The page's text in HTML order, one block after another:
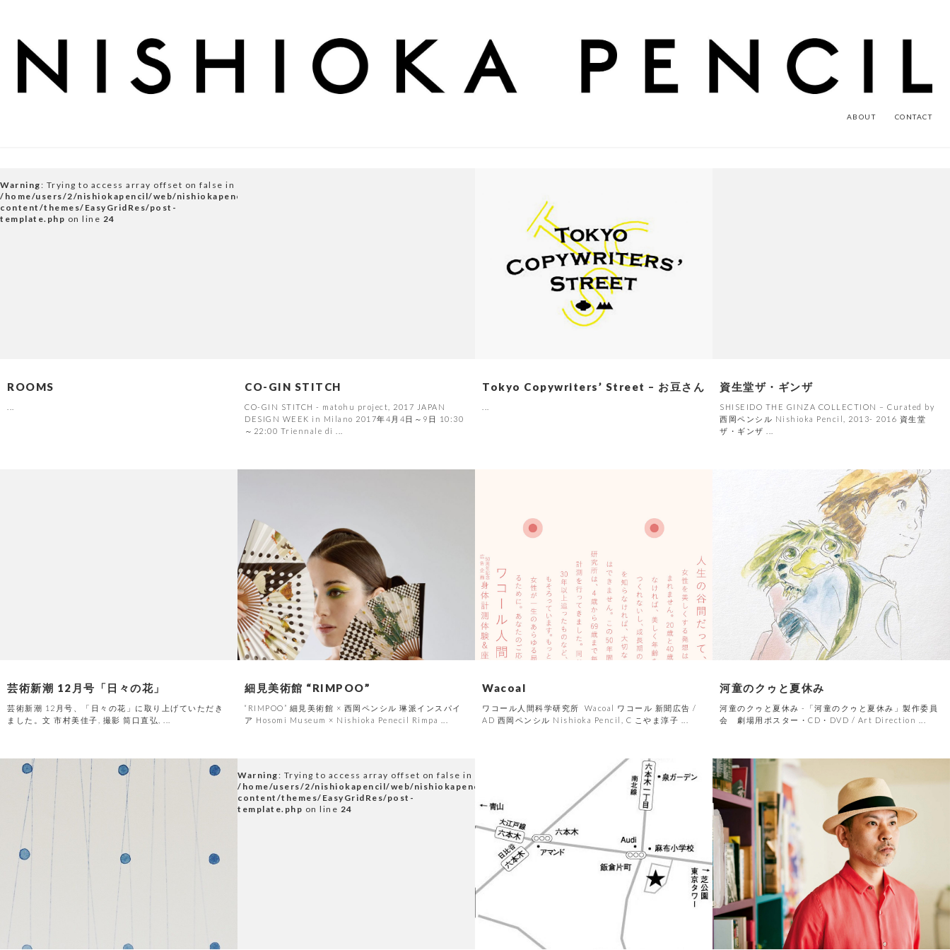
ABOUT CONTACT
Warning: Trying to access array offset on false in
/home/users/2/nishiokapencil/web/nishiokapencil.co.jp/wp-
content/themes/EasyGridRes/post-
template.php on line 24
ROOMS CO-GIN STITCH
CO-GIN STITCH - matohu project, 2017 JAPAN
DESIGN WEEK in Milano 2017年4月4日～9日 10:30
～22:00 Triennale di ...
Tokyo Copywriters’ Street – お豆さん 資生堂ザ・ギンザ
SHISEIDO THE GINZA COLLECTION – Curated by
西岡ペンシル Nishioka Pencil, 2013- 2016 資生堂
ザ・ギンザ ...
芸術新潮 12月号「日々の花」
芸術新潮 12月号、「日々の花」に取り上げていただき
ました。文 市村美佳子, 撮影 筒口直弘, ...
細見美術館 “RIMPOO”
“RIMPOO” 細見美術館 × 西岡ペンシル 琳派インスパイ
ア Hosomi Museum × Nishioka Penecil Rimpa ...
Wacoal
ワコール人間科学研究所 Wacoal ワコール 新聞広告 /
AD 西岡ペンシル Nishioka Pencil, C こやま淳子 ...
河童のクゥと夏休み
河童のクゥと夏休み -「河童のクゥと夏休み」製作委員
会 劇場用ポスター・CD・DVD / Art Direction ...
Warning: Trying to access array offset on false in
/home/users/2/nishiokapencil/web/nishiokapencil.co.jp/wp-
content/themes/EasyGridRes/post-
template.php on line 24